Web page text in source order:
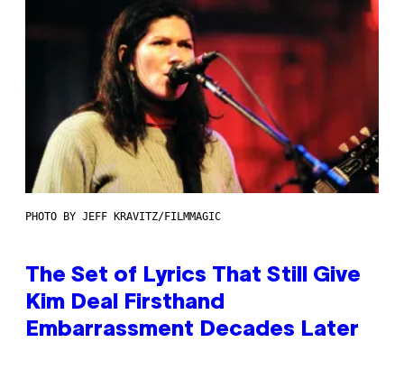
PHOTO BY JEFF KRAVITZ/FILMMAGIC
The Set of Lyrics That Still Give
Kim Deal Firsthand
Embarrassment Decades Later